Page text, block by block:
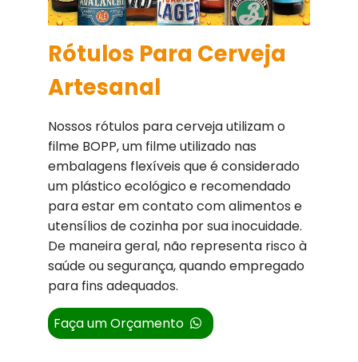
Rótulos Para Cerveja
Artesanal
Nossos rótulos para cerveja utilizam o
filme BOPP, um filme utilizado nas
embalagens flexíveis que é considerado
um plástico ecológico e recomendado
para estar em contato com alimentos e
utensílios de cozinha por sua inocuidade.
De maneira geral, não representa risco à
saúde ou segurança, quando empregado
para fins adequados.
Faça um Orçamento